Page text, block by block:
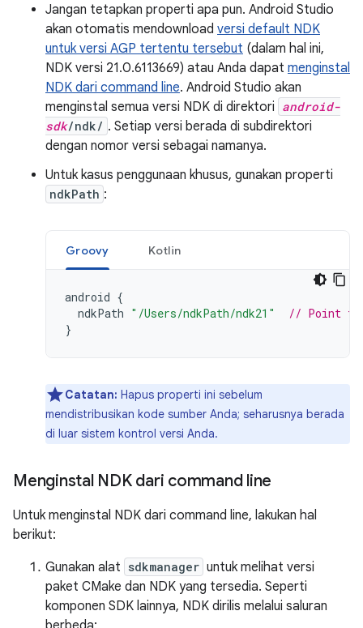
Jangan tetapkan properti apa pun. Android Studio
akan otomatis mendownload versi default NDK
untuk versi AGP tertentu tersebut (dalam hal ini,
NDK versi 21.0.6113669) atau Anda dapat menginstal
NDK dari command line. Android Studio akan
menginstal semua versi NDK di direktori android-
sdk/ndk/ . Setiap versi berada di subdirektori
dengan nomor versi sebagai namanya.
Untuk kasus penggunaan khusus, gunakan properti
ndkPath :
Groovy Kotlin
android {
ndkPath "/Users/ndkPath/ndk21"
// Point to
}
Catatan: Hapus properti ini sebelum
mendistribusikan kode sumber Anda; seharusnya berada
di luar sistem kontrol versi Anda.
Menginstal NDK dari command line
Untuk menginstal NDK dari command line, lakukan hal
berikut:
Gunakan alat sdkmanager untuk melihat versi
paket CMake dan NDK yang tersedia. Seperti
komponen SDK lainnya, NDK dirilis melalui saluran